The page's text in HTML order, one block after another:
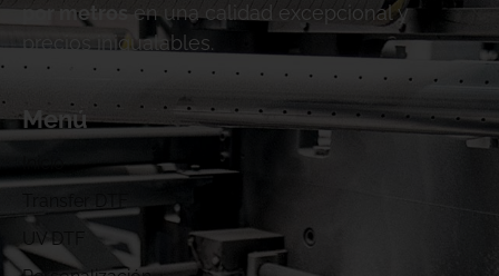
por metros
en una calidad excepcional y
precios inigualables.
Menú
UV DTF